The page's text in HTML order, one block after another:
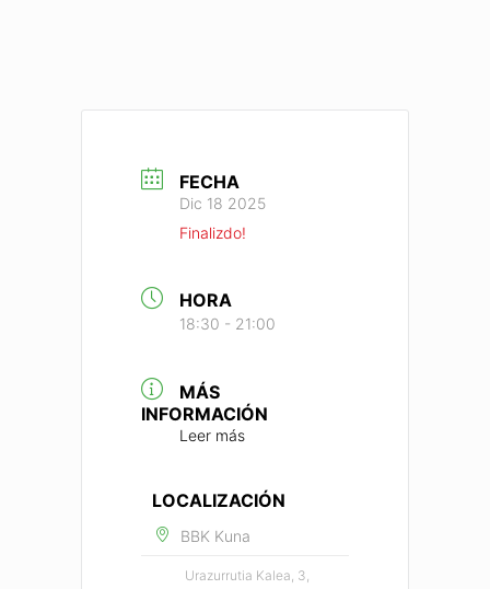
FECHA
Dic 18 2025
Finalizdo!
HORA
18:30 - 21:00
MÁS
INFORMACIÓN
Leer más
LOCALIZACIÓN
BBK Kuna
Urazurrutia Kalea, 3,